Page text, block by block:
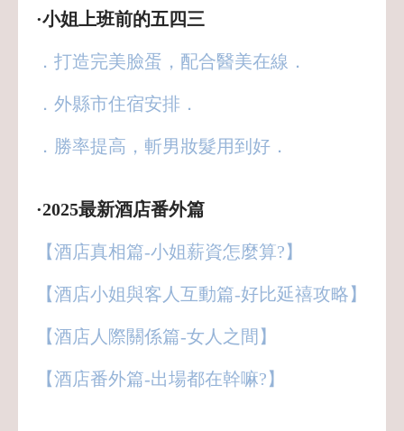
·小姐上班前的五四三
．打造完美臉蛋，配合醫美在線．
．外縣市住宿安排．
．勝率提高，斬男妝髮用到好．
·2025最新酒店番外篇
【酒店真相篇-小姐薪資怎麼算?】
【酒店小姐與客人互動篇-好比延禧攻略】
【酒店人際關係篇-女人之間】
【酒店番外篇-出場都在幹嘛?】